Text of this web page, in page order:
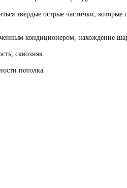
твердые острые частички, которые
кондиционером, нахождение
сквозняк.
потолка.